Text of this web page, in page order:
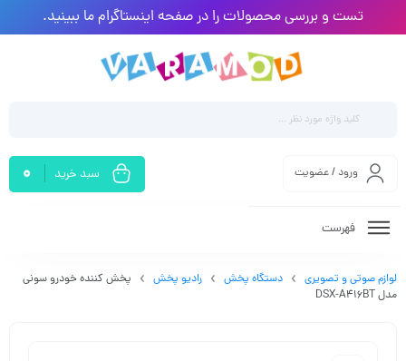
تست و بررسی محصولات را در صفحه اینستاگرام ما ببینید.
ورود / عضویت سبد خرید 0
فهرست
لوازم صوتی و تصویری دستگاه پخش رادیو پخش
پخش کننده خودرو سونی
مدل DSX-A416BT